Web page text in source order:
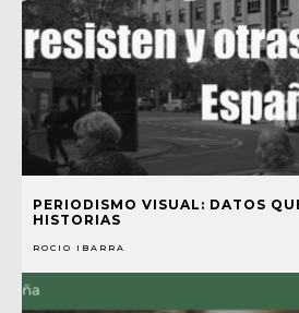
PERIODISMO VISUAL: DATOS
HISTORIAS
ROCIO IBARRA